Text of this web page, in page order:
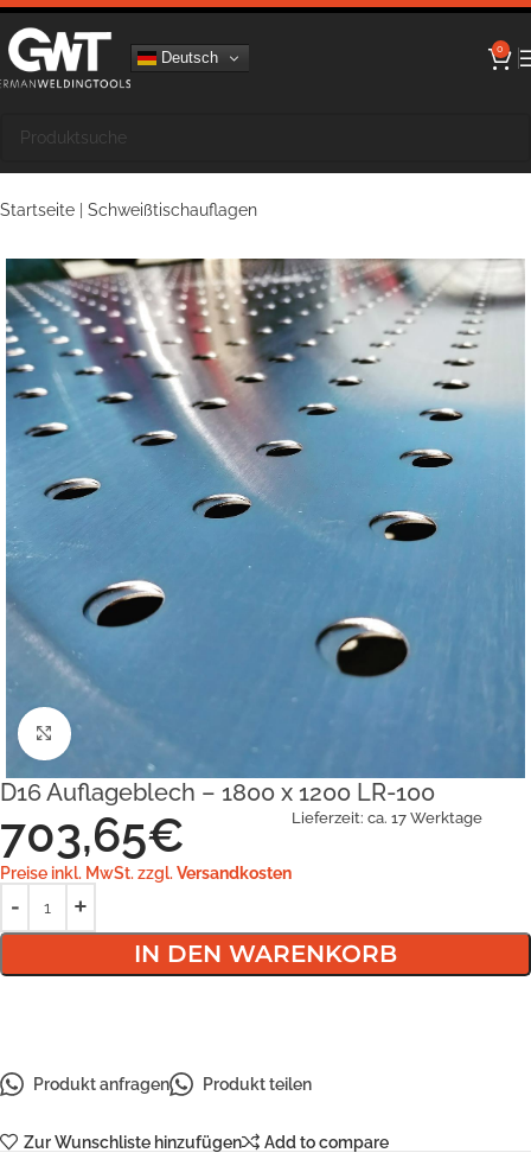
Deutsch 0
Startseite Schweißtischauflagen
Klick zum Vergrößern
D16 Auflageblech – 1800 x 1200 LR-100
703,65€
Preise inkl. MwSt. zzgl. Versandkosten
Lieferzeit: ca. 17 Werktage
IN DEN WARENKORB
Produkt anfragen Produkt teilen
Zur Wunschliste hinzufügen Add to compare